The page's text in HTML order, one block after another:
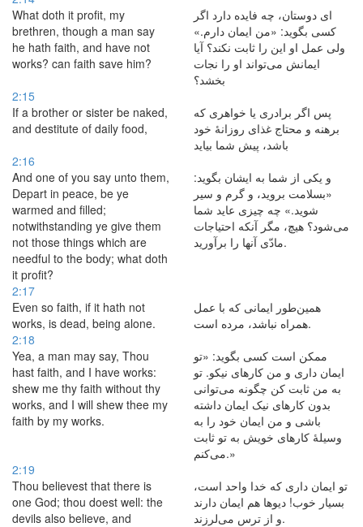
What doth it profit, my
brethren, though a man say
he hath faith, and have not
works? can faith save him?
ای دوستان، چه فایده دارد اگر
كسی بگوید: «من ایمان دارم.»
ولی عمل او این را ثابت نكند؟ آیا
ایمانش می‌تواند او را نجات
بخشد؟
2:15
If a brother or sister be naked,
and destitute of daily food,
پس اگر برادری یا خواهری كه
برهنه و محتاج غذای روزانهٔ خود
باشد، پیش شما بیاید
2:16
And one of you say unto them,
Depart in peace, be ye
warmed and filled;
notwithstanding ye give them
not those things which are
needful to the body; what doth
it profit?
و یكی از شما به ایشان بگوید:
«بسلامت بروید، و گرم و سیر
شوید.» چه چیزی عاید شما
می‌شود؟ هیچ، مگر آنكه احتیاجات
مادّی آنها را برآورید.
2:17
Even so faith, if it hath not
works, is dead, being alone.
همین‌طور ایمانی كه با عمل
همراه نباشد، مرده است.
2:18
Yea, a man may say, Thou
hast faith, and I have works:
shew me thy faith without thy
works, and I will shew thee my
faith by my works.
ممكن است كسی بگوید: «تو
ایمان داری و من کارهای نیكو. تو
به من ثابت كن چگونه می‌توانی
بدون کارهای نیک ایمان داشته
باشی و من ایمان خود را به
وسیلهٔ کارهای خویش به تو ثابت
می‌کنم.»
2:19
Thou believest that there is
one God; thou doest well: the
devils also believe, and
تو ایمان داری كه خدا واحد است،
بسیار خوب! دیوها هم ایمان دارند
و از ترس می‌لرزند.